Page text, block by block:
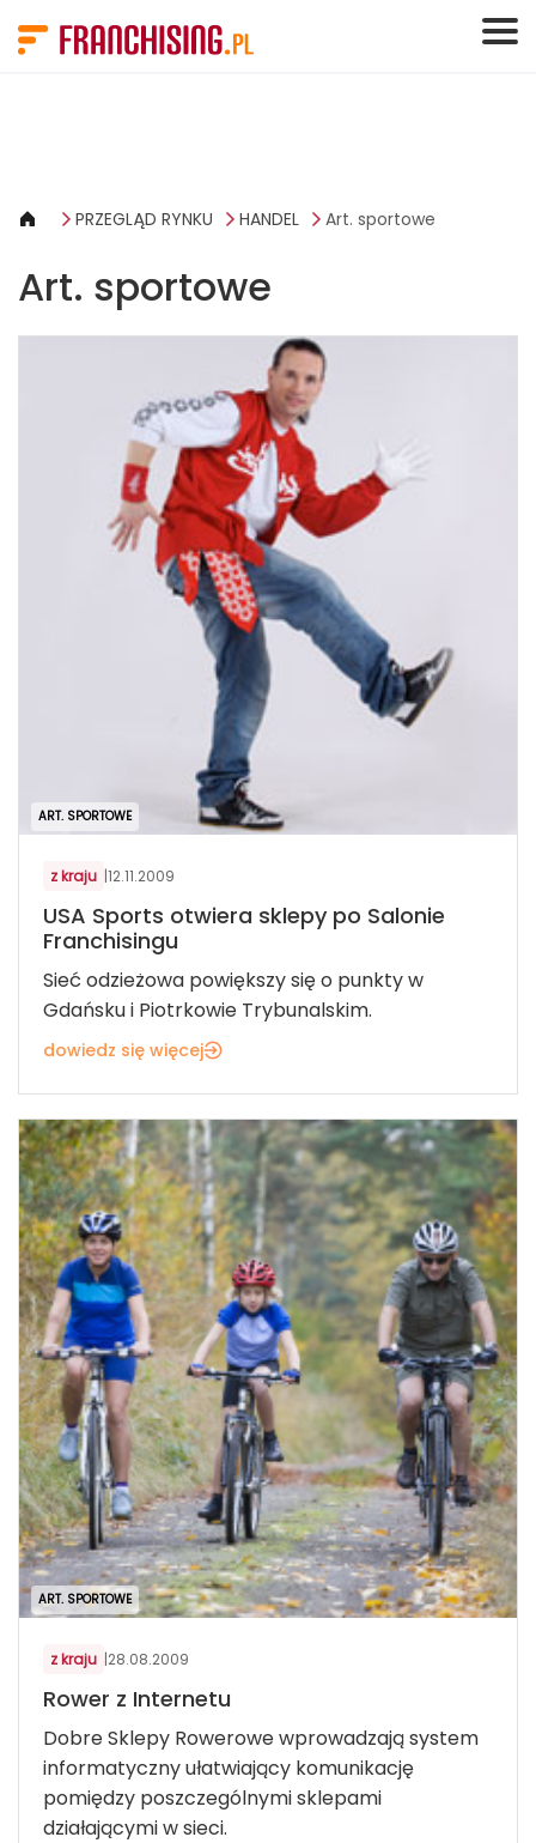
PRZEGLĄD RYNKU HANDEL Art. sportowe
Art. sportowe
ART. SPORTOWE
z kraju |12.11.2009
USA Sports otwiera sklepy po Salonie
Franchisingu
Sieć odzieżowa powiększy się o punkty w
Gdańsku i Piotrkowie Trybunalskim.
dowiedz się więcej
ART. SPORTOWE
z kraju |28.08.2009
Rower z Internetu
Dobre Sklepy Rowerowe wprowadzają system
informatyczny ułatwiający komunikację
pomiędzy poszczególnymi sklepami
działającymi w sieci.